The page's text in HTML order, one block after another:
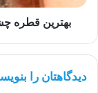
فصل
بهترین قطره
دیدگاهتان را